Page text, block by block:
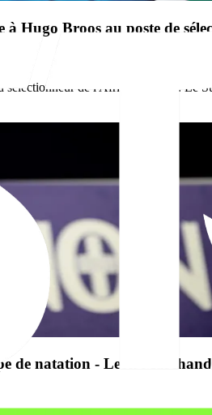
à Hugo Broos au poste de
sélectionneur de l'Afrique du Sud. Le
de natation - Leon